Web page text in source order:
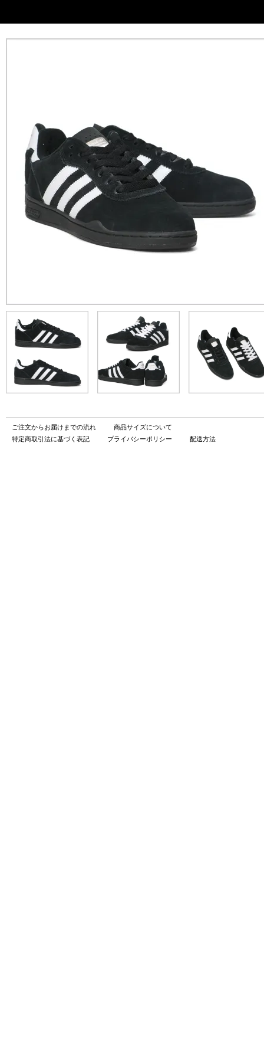
ご注文からお届けまでの流れ
商品サイズについて
特定商取引法に基づく表記
プライバシーポリシー 配送方法